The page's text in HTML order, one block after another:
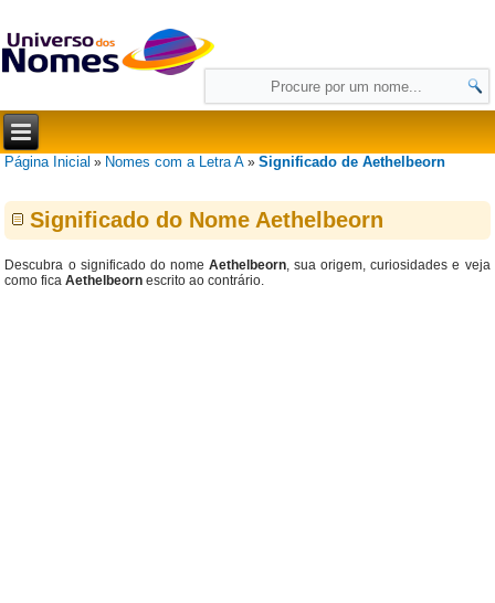
Página Inicial » Nomes com a Letra A »Significado de Aethelbeorn
Significado do Nome Aethelbeorn
Descubra o significado do nome Aethelbeorn, sua origem, curiosidades e veja
como ficaAethelbeorn escrito ao contrário.